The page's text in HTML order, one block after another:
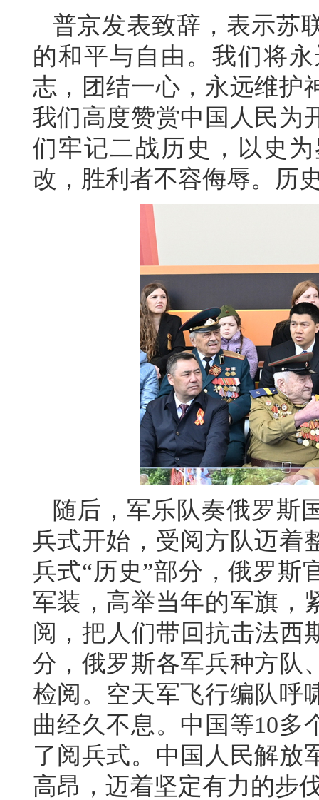
普京发表致辞，表示苏
的和平与自由。我们将
志，团结一心，永远维护
我们高度赞赏中国人民为
们牢记二战历史，以史
改，胜利者不容侮辱。历
随后，军乐队奏俄罗斯
兵式开始，受阅方队迈着
兵式“历史”部分，俄罗斯
军装，高举当年的军旗，
阅，把人们带回抗击法西
分，俄罗斯各军兵种方队
检阅。空天军飞行编队呼
曲经久不息。中国等10多
了阅兵式。中国人民解放
高昂，迈着坚定有力的步